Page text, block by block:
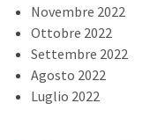
Novembre 2022
Ottobre 2022
Settembre 2022
Agosto 2022
Luglio 2022